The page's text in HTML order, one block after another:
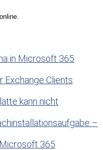
in Microsoft 365
Exchange Clients
kann nicht
–
365